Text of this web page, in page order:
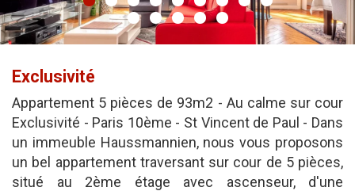
Exclusivité
Appartement 5 pièces de 93m2 - Au calme sur cour
Exclusivité - Paris 10ème - St Vincent de Paul - Dans
un immeuble Haussmannien, nous vous proposons
un bel appartement traversant sur cour de 5 pièces,
situé au 2ème étage avec ascenseur, d'une